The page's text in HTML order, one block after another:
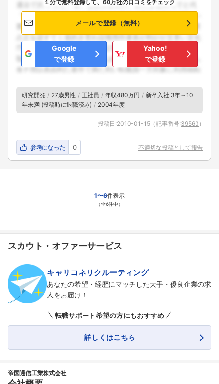
１分で無料登録して、60万社の口コミをチェック
メールで登録（無料）
Google
で登録
Yahoo!
で登録
研究開発 27歳男性 正社員 年収480万円
新卒入社 3年～10
年未満 (投稿時に退職済み)
2004年度
投稿日:2010-01-15 （記事番号:39563 ）
参考になった 0 不適切な投稿として報告
1〜6件表示
（全6件中）
スカウト・オファーサービス
キャリコネリクルーティング
あなたの希望・経歴にマッチした大手・優良企業の求
人をお届け！
転職サポート希望の方にもおすすめ
詳しくはこちら
帝国通信工業株式会社